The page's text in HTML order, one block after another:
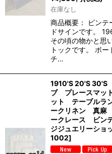
在庫なし
商品概要： ビンテ
ドサインです。
その頃の物かと思
トックです。 ボ
チ…
1910'S 20'S 30'S
ブ プレースマッ
ット テーブルラ
ークリネン 真
ークレース ビン
ジジュエリーショ
1002]